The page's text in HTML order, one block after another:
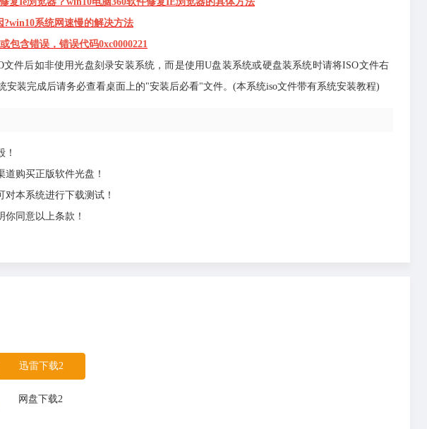
系统网速慢的解决方法
包含错误，错误代码0xc0000221
件后如非使用光盘刻录安装系统，而是使用U盘装系统或硬盘装系统时请将ISO文件右
安装完成后请务必查看桌面上的"安装后必看"文件。(本系统iso文件带有系统安装教程)
！
购买正版软件光盘！
本系统进行下载测试！
同意以上条款！
迅雷下载2
网盘下载2